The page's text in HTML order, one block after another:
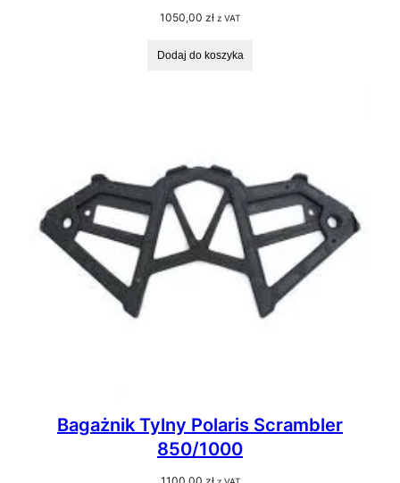
1050,00 zł z VAT
Dodaj do koszyka
Bagażnik Tylny Polaris Scrambler
850/1000